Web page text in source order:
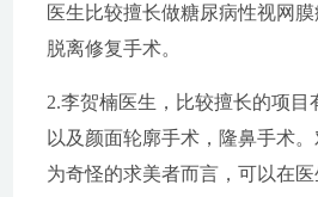
医生比较擅长做糖尿病性视网
脱离修复手术。
2.李贺楠医生，比较擅长的项目
以及颜面轮廓手术，隆鼻手术
为奇怪的求美者而言，可以在